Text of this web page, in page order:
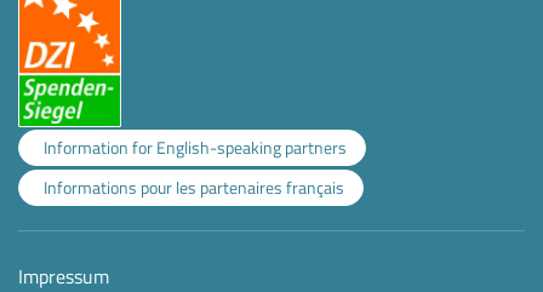
Information for English-speaking partners
Informations pour les partenaires français
Impressum